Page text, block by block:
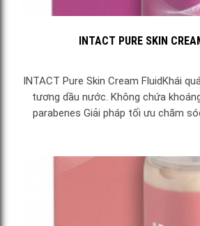
INTACT PURE SKIN
INTACT Pure Skin Cream FluidKhái
tương dầu nước. Không chứa
parabenes Giải pháp tối ưu chăm